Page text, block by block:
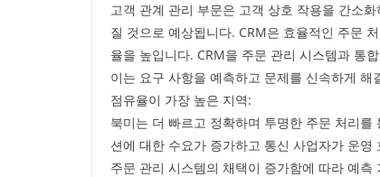
고객 관계 관리 부문은 고객 상호 작용을 간소
질 것으로 예상됩니다. CRM은 효율적인 주문
율을 높입니다. CRM을 주문 관리 시스템과 통
이는 요구 사항을 예측하고 문제를 신속하게 해
점유율이 가장 높은 지역:
북미는 더 빠르고 정확하며 투명한 주문 처리
션에 대한 수요가 증가하고 통신 사업자가 운
주문 관리 시스템의 채택이 증가함에 따라 예